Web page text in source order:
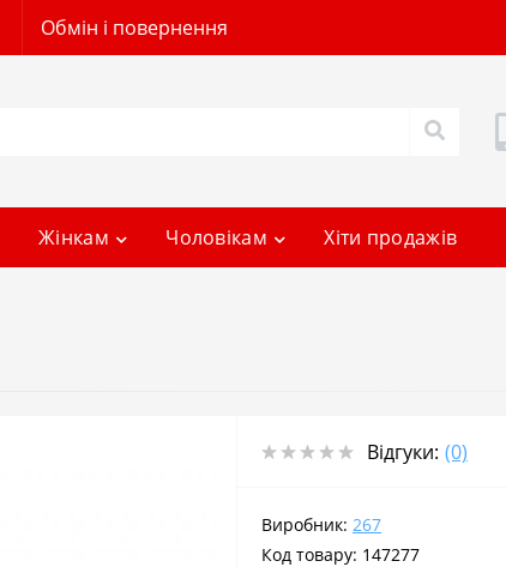
Обмін і повернення
Жінкам Чоловікам Хіти продажів
Відгуки: (0)
Виробник: 267
Код товару: 147277